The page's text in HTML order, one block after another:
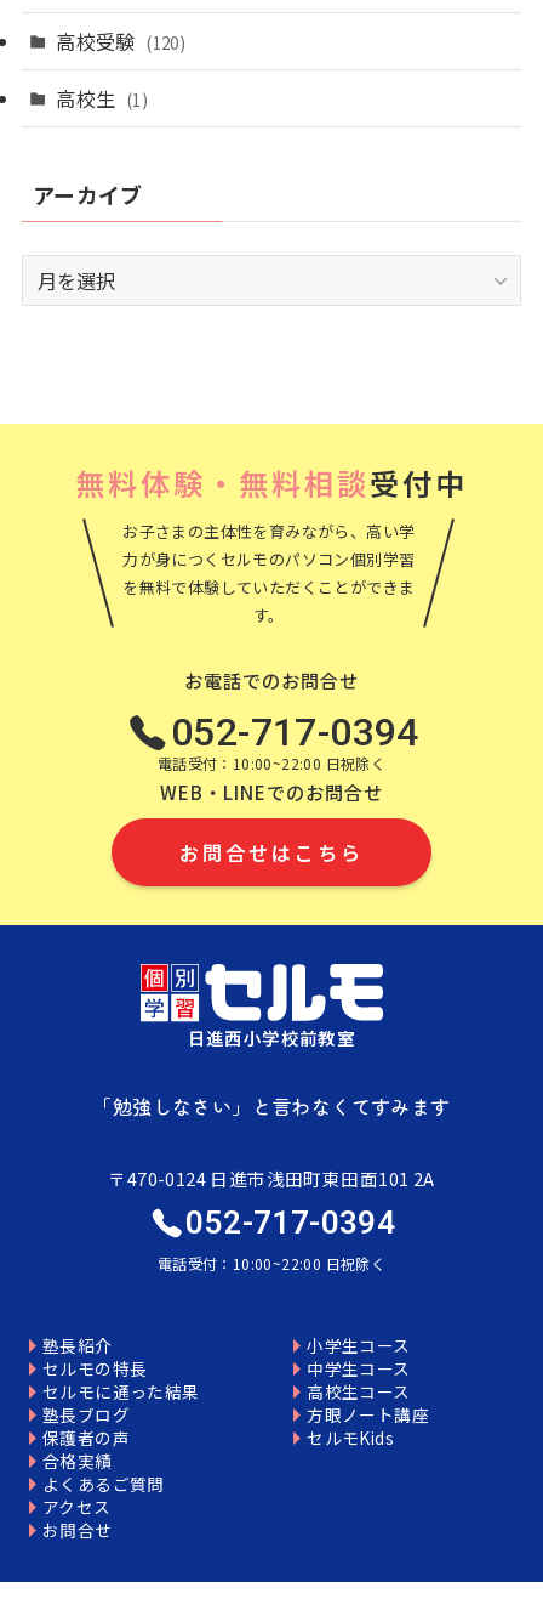
高校受験 (120)
高校生 (1)
アーカイブ
ー
無料体験・無料相談受付中
お子さまの主体性を育みながら、高い学
力が身につくセルモのパソコン個別学習
を無料で体験していただくことができま
す。
お電話でのお問合せ
052-717-0394
電話受付：10:00~22:00 日祝除く
WEB・LINEでのお問合せ
お問合せはこちら
日進西小学校前教室
「勉強しなさい」と言わなくてすみます
〒470-0124 日進市浅田町東田面101 2A
052-717-0394
電話受付：10:00~22:00 日祝除く
塾長紹介
セルモの特長
セルモに通った結果
塾長ブログ
保護者の声
合格実績
小学生コース
中学生コース
高校生コース
方眼ノート講座
セルモKids
よくあるご質問
アクセス
お問合せ